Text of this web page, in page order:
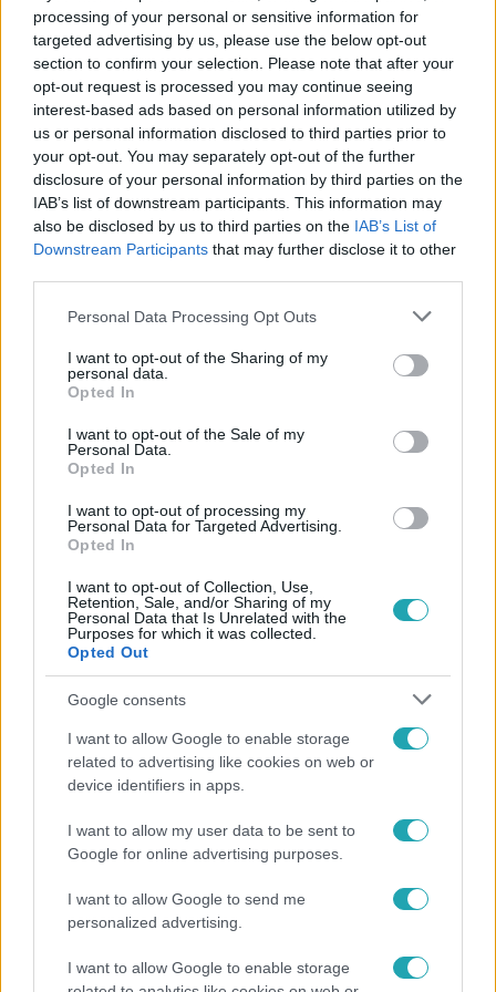
processing of your personal or sensitive information for
targeted advertising by us, please use the below opt-out
section to confirm your selection. Please note that after your
opt-out request is processed you may continue seeing
interest-based ads based on personal information utilized by
us or personal information disclosed to third parties prior to
your opt-out. You may separately opt-out of the further
disclosure of your personal information by third parties on the
IAB’s list of downstream participants. This information may
also be disclosed by us to third parties on the IAB’s List of
Downstream Participants that may further disclose it to other
Please note that this website/app uses one or more Google
not limited to your visit or usage behaviour. You may click to
grant or deny consent to Google and its third-party tags to
use your data for below specified purposes in below Google
consent section.
Personal Data Processing Opt Outs
I want to opt-out of the Sharing of my
personal data.
Opted In
I want to opt-out of the Sale of my
Personal Data.
Opted In
I want to opt-out of processing my
Personal Data for Targeted Advertising.
Opted In
I want to opt-out of Collection, Use,
Retention, Sale, and/or Sharing of my
Personal Data that Is Unrelated with the
Purposes for which it was collected.
Opted Out
Google consents
I want to allow Google to enable storage
related to advertising like cookies on web or
device identifiers in apps.
I want to allow my user data to be sent to
Google for online advertising purposes.
I want to allow Google to send me
personalized advertising.
I want to allow Google to enable storage
2:59
2022. május 27. 17:12
Több elemző is arra számít, hogy a különadót a
fogyasztók fogják megfizetni
cégek be fogják építeni a plusz költséget az áraikba, azaz
az adókat végső soron a fogyasztók fogják megfizetni.
Bika: az új dizájner drogtól zombiként viselkednek
a használók
Az új dizájner drog, a Bika annyira erős, hogy nehéz
titokban tartani, ha valaki ebből fogyasztott. Már a
magáról semmit nem tudó fogyasztók. A pár napja